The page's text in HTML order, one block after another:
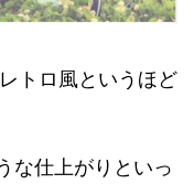
トロ風というほど
な仕上がりといっ